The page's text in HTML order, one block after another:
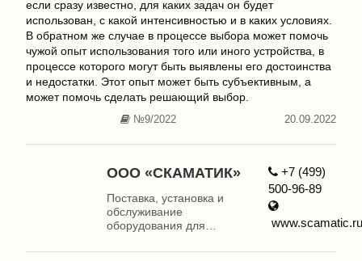
если сразу известно, для каких задач он будет
использован, с какой интенсивностью и в каких условиях.
В обратном же случае в процессе выбора может помочь
чужой опыт использования того или иного устройства, в
процессе которого могут быть выявлены его достоинства
и недостатки. Этот опыт может быть субъективным, а
может помочь сделать решающий выбор.
№9/2022 20.09.2022
ООО «СКАМАТИК»
Поставка, установка и
обслуживание
оборудования для
+7 (499)
500-96-89
www.scamatic.ru